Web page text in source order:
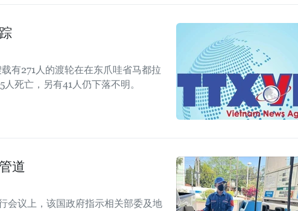
有271人的渡轮在在东爪哇省马都拉
死亡，另有41人仍下落不明。
道
会议上，该国政府指示相关部委及地